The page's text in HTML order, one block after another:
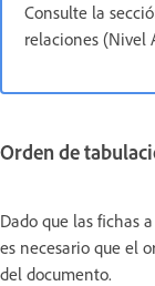
Consulte la
relaciones (Nivel
Orden de
Dado que las fichas
es necesario que el
del documento.